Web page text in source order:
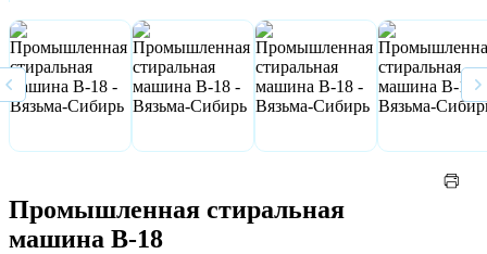
Промышленная стиральная
машина В-18